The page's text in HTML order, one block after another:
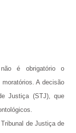
é obrigatório o
A decisão
Justiça (STJ), que
de Justiça de